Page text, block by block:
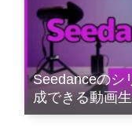
Seedanceのシ
成できる動画